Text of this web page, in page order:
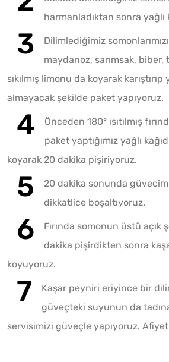
harmanladıktan sonra yağlı
Dilimlediğimiz
maydanoz, sarımsak,
sıkılmış limonu da koyarak karıştırıp
almayacak şekilde paket yapıyoruz.
Önceden 180° ısıtılmış
paket yaptığımız yağlı
koyarak 20 dakika pişiriyoruz.
20 dakika sonunda
dikkatlice boşaltıyoruz.
Fırında somonun üstü açık
dakika pişirdikten sonra
koyuyoruz.
Kaşar peyniri eriyince bir
güveçteki suyunun da
servisimizi güveçle yapıyoruz.